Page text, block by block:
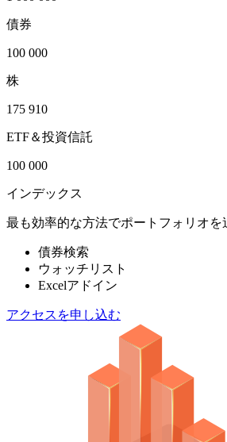
債券
100 000
株
175 910
ETF＆投資信託
100 000
インデックス
最も効率的な方法でポートフォリオを
債券検索
ウォッチリスト
Excelアドイン
アクセスを申し込む